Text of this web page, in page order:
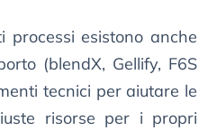
processi esistono anche
(blendX, Gellify, F6S
tecnici per aiutare le
risorse per i propri